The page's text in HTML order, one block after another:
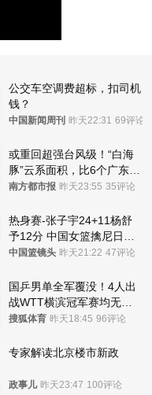
公交车空调费超标，扣司机
钱？
中国新闻周刊 昨天22:31 69评论
或重回超强台风级！“白海
豚”云系面积，比6个广东还
大！深圳官方：注意这件事
南方都市报 昨天23:55 35评论
热身赛-张子宇24+11杨舒
予12分 中国女篮擒尼日利
亚
中国篮镜头 昨天21:22 47评论
国乒男单全军覆没！4人出
战WTT横滨冠军赛均无缘
八强
搜狐体育 昨天18:45 96评论
专家解读北京楼市新政
政事儿 昨天23:47 100评论